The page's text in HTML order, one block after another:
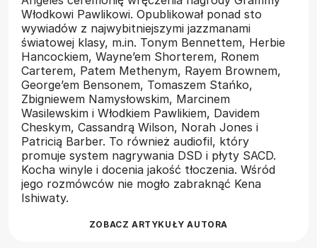
Włodkowi Pawlikowi. Opublikował ponad sto
wywiadów z najwybitniejszymi jazzmanami
światowej klasy, m.in. Tonym Bennettem, Herbie
Hancockiem, Wayne’em Shorterem, Ronem
Carterem, Patem Methenym, Rayem Brownem,
George’em Bensonem, Tomaszem Stańko,
Zbigniewem Namysłowskim, Marcinem
Wasilewskim i Włodkiem Pawlikiem, Davidem
Cheskym, Cassandrą Wilson, Norah Jones i
Patricią Barber. To również audiofil, który
promuje system nagrywania DSD i płyty SACD.
Kocha winyle i docenia jakość tłoczenia. Wśród
jego rozmówców nie mogło zabraknąć Kena
Ishiwaty.
ZOBACZ ARTYKUŁY AUTORA